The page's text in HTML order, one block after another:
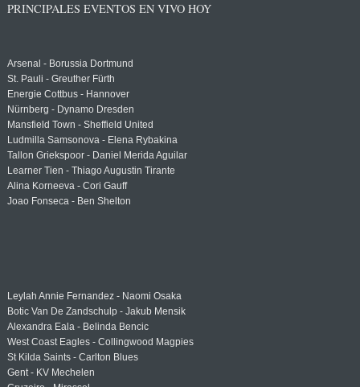
PRINCIPALES EVENTOS EN VIVO HOY
Arsenal - Borussia Dortmund
St. Pauli - Greuther Fürth
Energie Cottbus - Hannover
Nürnberg - Dynamo Dresden
Mansfield Town - Sheffield United
Ludmilla Samsonova - Elena Rybakina
Tallon Griekspoor - Daniel Merida Aguilar
Learner Tien - Thiago Augustin Tirante
Alina Korneeva - Cori Gauff
Joao Fonseca - Ben Shelton
Leylah Annie Fernandez - Naomi Osaka
Botic Van De Zandschulp - Jakub Mensik
Alexandra Eala - Belinda Bencic
West Coast Eagles - Collingwood Magpies
St Kilda Saints - Carlton Blues
Gent - KV Mechelen